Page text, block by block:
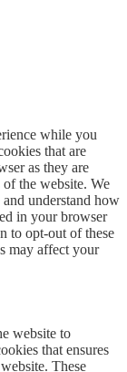
while you
that are
as they are
the website. We
understand how
in your browser
to opt-out of these
may affect your
website to
that ensures
These